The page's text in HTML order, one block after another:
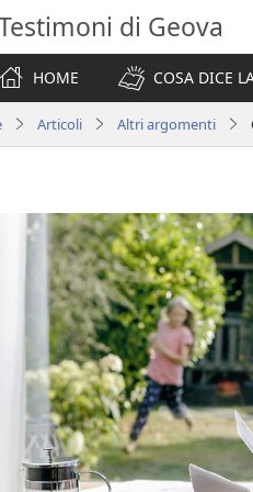
di Geova
HOME
COSA DICE
Articoli Altri argomenti